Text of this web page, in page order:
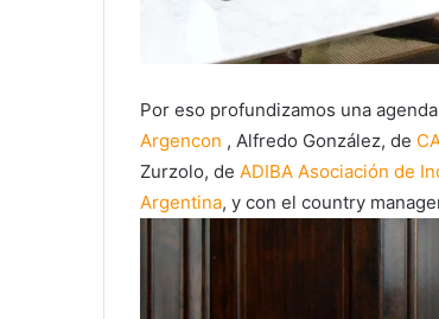
Por eso profundizamos una
Argencon , Alfredo González, de
Zurzolo, de ADIBA Asociación de
Argentina, y con el country